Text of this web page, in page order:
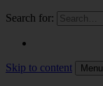
Search for:
Skip to content Menu